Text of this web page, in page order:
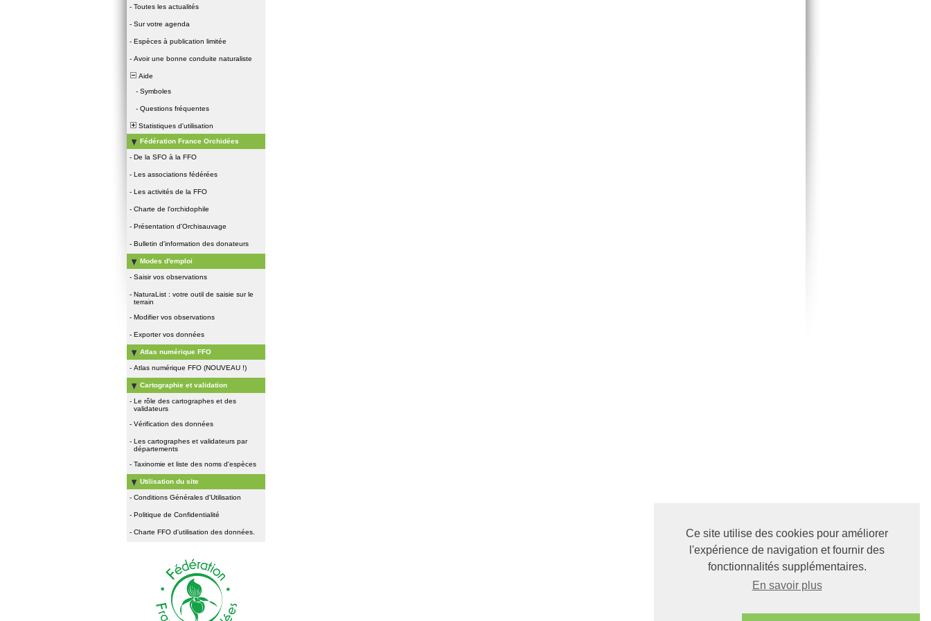
Ce site utilise des cookies pour améliorer
l'expérience de navigation et fournir des
fonctionnalités supplémentaires.
En savoir plus
- Toutes les actualités
- Sur votre agenda
- Espèces à publication limitée
- Avoir une bonne conduite naturaliste
Aide
- Symboles
- Questions fréquentes
Statistiques d'utilisation
Fédération France Orchidées
- De la SFO à la FFO
- Les associations fédérées
- Les activités de la FFO
- Charte de l'orchidophile
- Présentation d'Orchisauvage
- Bulletin d'information des donateurs
Modes d'emploi
- Saisir vos observations
- NaturaList : votre outil de saisie sur le
terrain
- Modifier vos observations
- Exporter vos données
Atlas numérique FFO
- Atlas numérique FFO (NOUVEAU !)
Cartographie et validation
- Le rôle des cartographes et des
validateurs
- Vérification des données
- Les cartographes et validateurs par
départements
- Taxinomie et liste des noms d'espèces
Utilisation du site
- Conditions Générales d'Utilisation
- Politique de Confidentialité
- Charte FFO d'utilisation des données.